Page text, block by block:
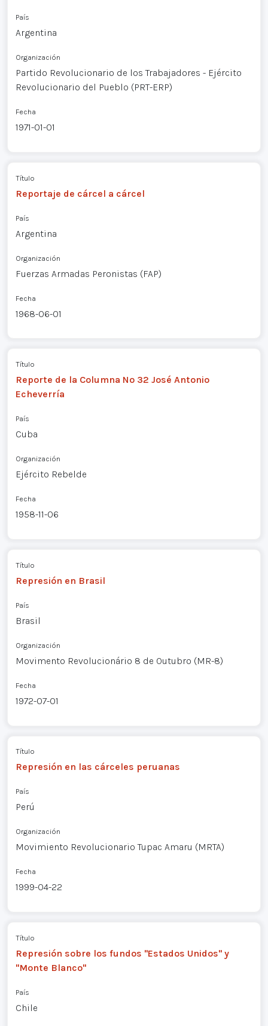
País
Argentina
Organización
Partido Revolucionario de los Trabajadores - Ejército
Revolucionario del Pueblo (PRT-ERP)
Fecha
1971-01-01
Título
Reportaje de cárcel a cárcel
País
Argentina
Organización
Fuerzas Armadas Peronistas (FAP)
Fecha
1968-06-01
Título
Reporte de la Columna Nº 32 José Antonio
Echeverría
País
Cuba
Organización
Ejército Rebelde
Fecha
1958-11-06
Título
Represión en Brasil
País
Brasil
Organización
Movimento Revolucionário 8 de Outubro (MR-8)
Fecha
1972-07-01
Título
Represión en las cárceles peruanas
País
Perú
Organización
Movimiento Revolucionario Tupac Amaru (MRTA)
Fecha
1999-04-22
Título
Represión sobre los fundos "Estados Unidos" y
"Monte Blanco"
País
Chile